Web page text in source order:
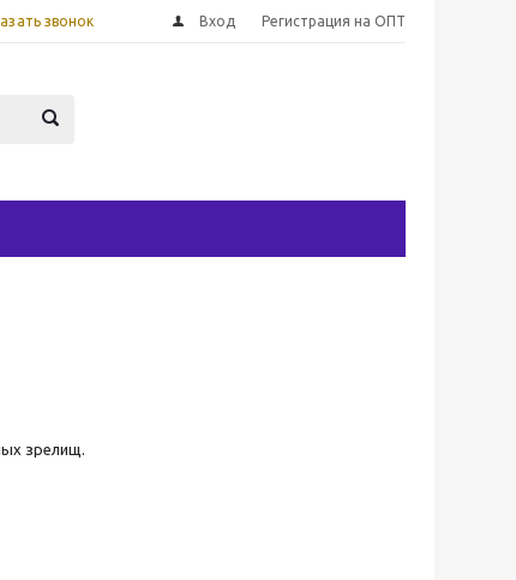
звонок Вход Регистрация на ОПТ
зрелищ.